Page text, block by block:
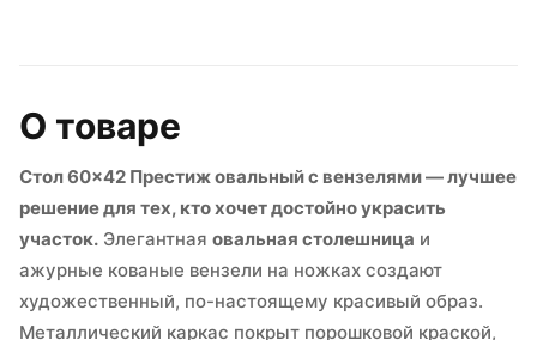
О товаре
Стол 60×42 Престиж овальный с вензелями — лучшее
решение для тех, кто хочет достойно украсить
участок. Элегантная овальная столешница и
ажурные кованые вензели на ножках создают
художественный, по-настоящему красивый образ.
Металлический каркас покрыт порошковой краской,